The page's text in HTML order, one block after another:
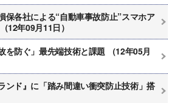
各社による“自動車事故防止”スマホア
12年09月11日）
防ぐ」最先端技術と課題 （12年05月
ンド』に「踏み間違い衝突防止技術」搭